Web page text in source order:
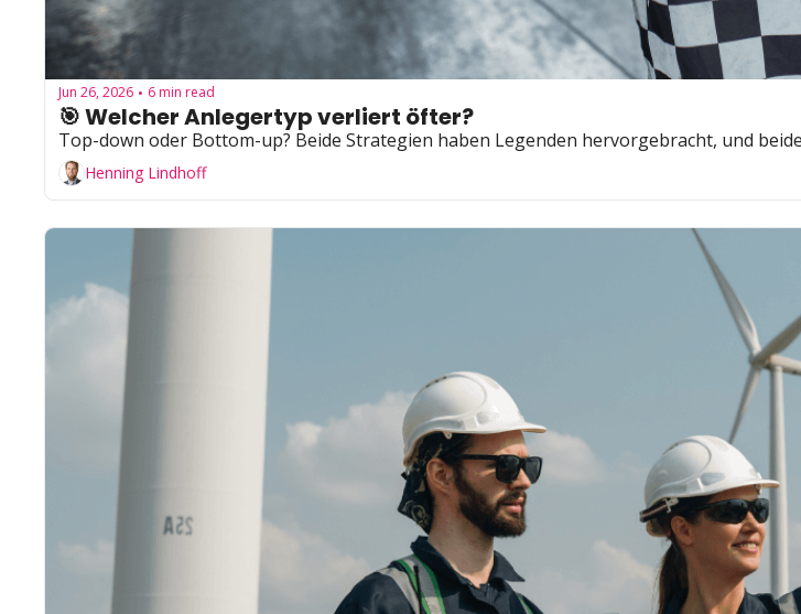
Jun 26, 2026 • 6 min read
🎯 Welcher Anlegertyp verliert öfter?
Top-down oder Bottom-up? Beide Strategien haben Legenden hervorgebracht, und
Henning Lindhoff